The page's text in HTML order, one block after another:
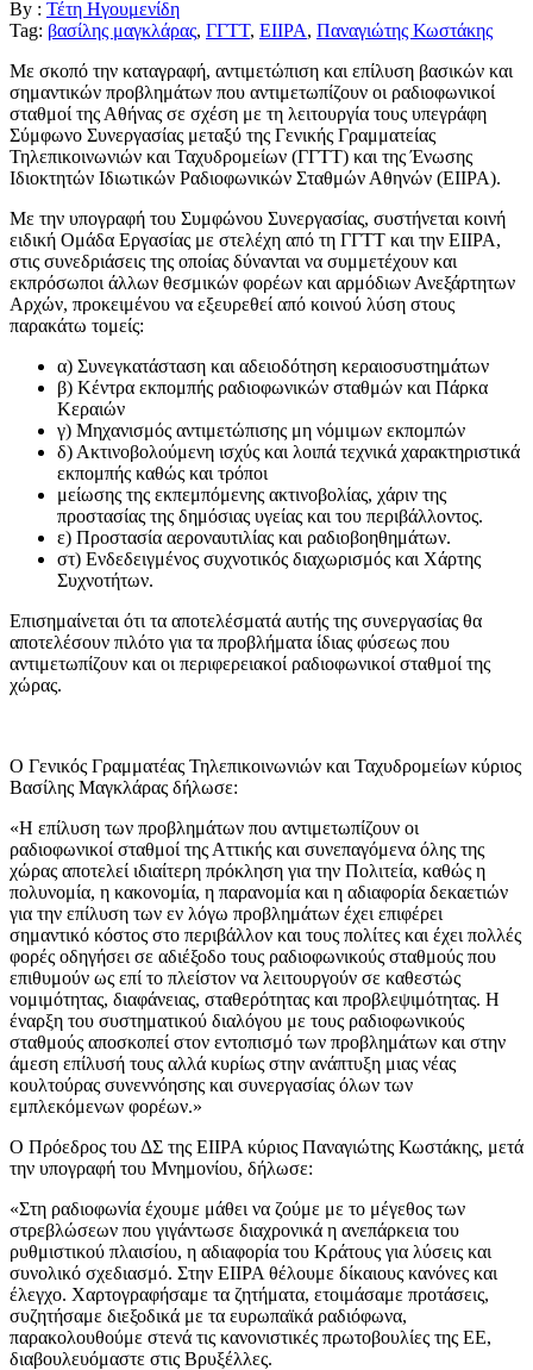
By : Τέτη Ηγουμενίδη
Tag: βασίλης μαγκλάρας, ΓΓΤΤ, ΕΙΙΡΑ, Παναγιώτης Κωστάκης
Με σκοπό την καταγραφή, αντιμετώπιση και επίλυση βασικών και
σημαντικών προβλημάτων που αντιμετωπίζουν οι ραδιοφωνικοί
σταθμοί της Αθήνας σε σχέση με τη λειτουργία τους υπεγράφη
Σύμφωνο Συνεργασίας μεταξύ της Γενικής Γραμματείας
Τηλεπικοινωνιών και Ταχυδρομείων (ΓΓΤΤ) και της Ένωσης
Ιδιοκτητών Ιδιωτικών Ραδιοφωνικών Σταθμών Αθηνών (ΕΙΙΡΑ).
Με την υπογραφή του Συμφώνου Συνεργασίας, συστήνεται κοινή
ειδική Ομάδα Εργασίας με στελέχη από τη ΓΓΤΤ και την ΕΙΙΡΑ,
στις συνεδριάσεις της οποίας δύνανται να συμμετέχουν και
εκπρόσωποι άλλων θεσμικών φορέων και αρμόδιων Ανεξάρτητων
Αρχών, προκειμένου να εξευρεθεί από κοινού λύση στους
παρακάτω τομείς:
α) Συνεγκατάσταση και αδειοδότηση κεραιοσυστημάτων
β) Κέντρα εκπομπής ραδιοφωνικών σταθμών και Πάρκα
Κεραιών
γ) Μηχανισμός αντιμετώπισης μη νόμιμων εκπομπών
δ) Ακτινοβολούμενη ισχύς και λοιπά τεχνικά χαρακτηριστικά
εκπομπής καθώς και τρόποι
μείωσης της εκπεμπόμενης ακτινοβολίας, χάριν της
προστασίας της δημόσιας υγείας και του περιβάλλοντος.
ε) Προστασία αεροναυτιλίας και ραδιοβοηθημάτων.
στ) Ενδεδειγμένος συχνοτικός διαχωρισμός και Χάρτης
Συχνοτήτων.
Επισημαίνεται ότι τα αποτελέσματά αυτής της συνεργασίας θα
αποτελέσουν πιλότο για τα προβλήματα ίδιας φύσεως που
αντιμετωπίζουν και οι περιφερειακοί ραδιοφωνικοί σταθμοί της
χώρας.
Ο Γενικός Γραμματέας Τηλεπικοινωνιών και Ταχυδρομείων κύριος
Βασίλης Μαγκλάρας δήλωσε:
«Η επίλυση των προβλημάτων που αντιμετωπίζουν οι
ραδιοφωνικοί σταθμοί της Αττικής και συνεπαγόμενα όλης της
χώρας αποτελεί ιδιαίτερη πρόκληση για την Πολιτεία, καθώς η
πολυνομία, η κακονομία, η παρανομία και η αδιαφορία δεκαετιών
για την επίλυση των εν λόγω προβλημάτων έχει επιφέρει
σημαντικό κόστος στο περιβάλλον και τους πολίτες και έχει πολλές
φορές οδηγήσει σε αδιέξοδο τους ραδιοφωνικούς σταθμούς που
επιθυμούν ως επί το πλείστον να λειτουργούν σε καθεστώς
νομιμότητας, διαφάνειας, σταθερότητας και προβλεψιμότητας. Η
έναρξη του συστηματικού διαλόγου με τους ραδιοφωνικούς
σταθμούς αποσκοπεί στον εντοπισμό των προβλημάτων και στην
άμεση επίλυσή τους αλλά κυρίως στην ανάπτυξη μιας νέας
κουλτούρας συνεννόησης και συνεργασίας όλων των
εμπλεκόμενων φορέων.»
O Πρόεδρος του ΔΣ της ΕΙΙΡΑ κύριος Παναγιώτης Κωστάκης, μετά
την υπογραφή του Μνημονίου, δήλωσε:
«Στη ραδιοφωνία έχουμε μάθει να ζούμε με το μέγεθος των
στρεβλώσεων που γιγάντωσε διαχρονικά η ανεπάρκεια του
ρυθμιστικού πλαισίου, η αδιαφορία του Κράτους για λύσεις και
συνολικό σχεδιασμό. Στην ΕΙΙΡΑ θέλουμε δίκαιους κανόνες και
έλεγχο. Χαρτογραφήσαμε τα ζητήματα, ετοιμάσαμε προτάσεις,
συζητήσαμε διεξοδικά με τα ευρωπαϊκά ραδιόφωνα,
παρακολουθούμε στενά τις κανονιστικές πρωτοβουλίες της ΕΕ,
διαβουλευόμαστε στις Βρυξέλλες.